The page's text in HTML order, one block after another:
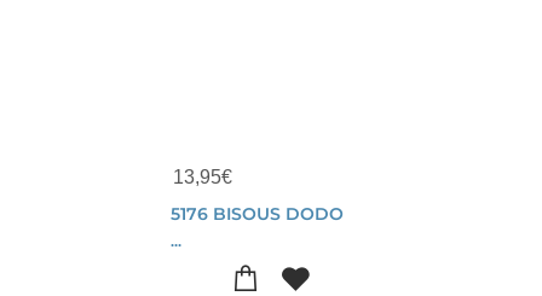
13,95€
5176 BISOUS DODO
...